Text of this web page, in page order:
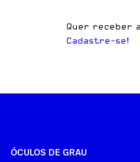
Quer receber
Cadastre-se!
ÓCULOS DE GRAU